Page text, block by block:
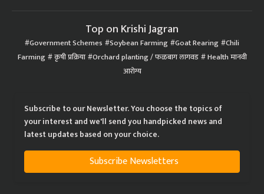
Top on Krishi Jagran
Government Schemes Soybean Farming Goat Rearing Chili
Farming कृषी प्रक्रिया Orchard planting / फळबाग लागवड Health मानवी
आरोग्य
Subscribe to our Newsletter. You choose the topics of
your interest and we'll send you handpicked news and
latest updates based on your choice.
Subscribe Newsletters